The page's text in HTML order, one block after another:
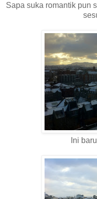
Sapa suka romantik pun
Ini